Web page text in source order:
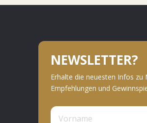
NEWSLETTER?
Erhalte die neuesten Infos zu
Empfehlungen und